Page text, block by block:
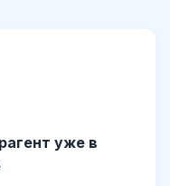
уже в